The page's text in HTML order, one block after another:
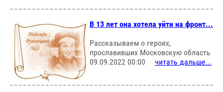
В 13 лет она хотела уйти на фронт...
Рассказываем о героях,
прославивших Московскую область
09.09.2022 00:00
читать дальше...